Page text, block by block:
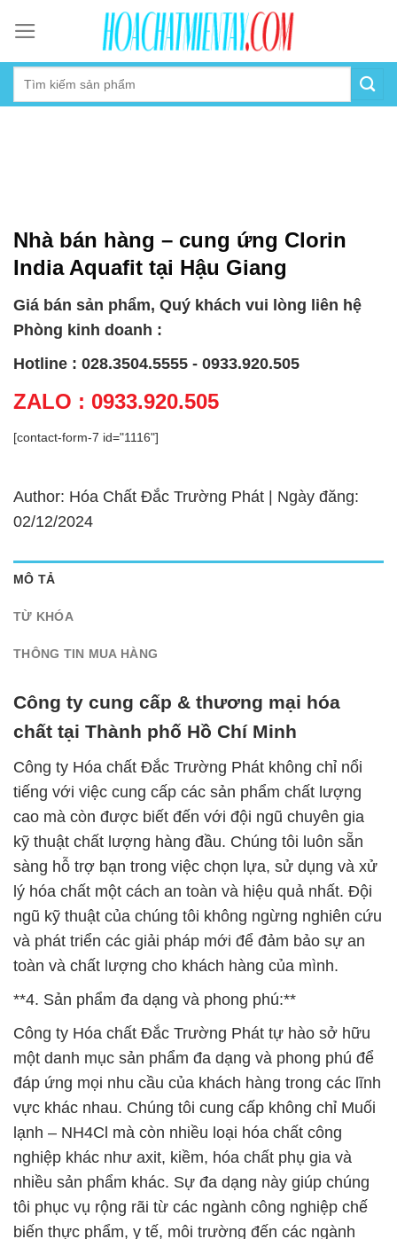
content
Nhà bán hàng – cung ứng Clorin
India Aquafit tại Hậu Giang
Giá bán sản phẩm, Quý khách vui lòng liên hệ
Phòng kinh doanh :
Hotline : 028.3504.5555 - 0933.920.505
ZALO : 0933.920.505
[contact-form-7 id="1116"]
Author: Hóa Chất Đắc Trường Phát | Ngày đăng:
02/12/2024
MÔ TẢ
TỪ KHÓA
THÔNG TIN MUA HÀNG
Công ty cung cấp & thương mại hóa
chất tại Thành phố Hồ Chí Minh
Công ty Hóa chất Đắc Trường Phát không chỉ nổi
tiếng với việc cung cấp các sản phẩm chất lượng
cao mà còn được biết đến với đội ngũ chuyên gia
kỹ thuật chất lượng hàng đầu. Chúng tôi luôn sẵn
sàng hỗ trợ bạn trong việc chọn lựa, sử dụng và xử
lý hóa chất một cách an toàn và hiệu quả nhất. Đội
ngũ kỹ thuật của chúng tôi không ngừng nghiên cứu
và phát triển các giải pháp mới để đảm bảo sự an
toàn và chất lượng cho khách hàng của mình.
**4. Sản phẩm đa dạng và phong phú:**
Công ty Hóa chất Đắc Trường Phát tự hào sở hữu
một danh mục sản phẩm đa dạng và phong phú để
đáp ứng mọi nhu cầu của khách hàng trong các lĩnh
vực khác nhau. Chúng tôi cung cấp không chỉ Muối
lạnh – NH4Cl mà còn nhiều loại hóa chất công
nghiệp khác như axit, kiềm, hóa chất phụ gia và
nhiều sản phẩm khác. Sự đa dạng này giúp chúng
tôi phục vụ rộng rãi từ các ngành công nghiệp chế
biến thực phẩm, y tế, môi trường đến các ngành